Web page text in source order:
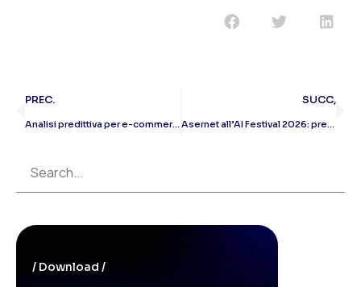
PREC.
Analisi predittiva per e-commerce: use case, dati necessari e modelli
SUCC,
Asernet all’AI Festival 2026: presentiamo Datapyx.ai
Download